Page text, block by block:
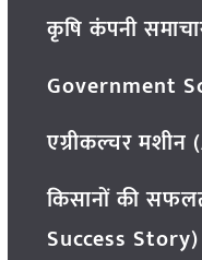
कृषि कंपनी
Government
एग्रीकल्चर
किसानों की
Success Story)